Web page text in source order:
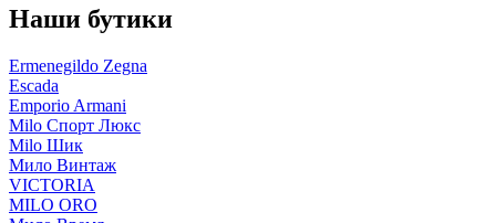
Наши бутики
Ermenegildo Zegna
Escada
Emporio Armani
Milo Спорт Люкс
Milo Шик
Мило Винтаж
VICTORIA
MILO ORO